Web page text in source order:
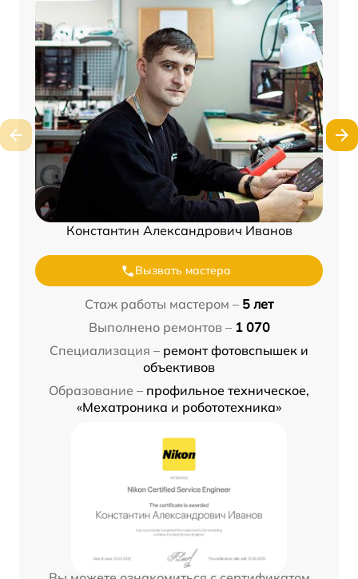
Константин Александрович Иванов
Вызвать мастера
Стаж работы мастером – 5 лет
Выполнено ремонтов – 1 070
Специализация – ремонт фотовспышек и
объективов
Образование – профильное техническое,
«Мехатроника и робототехника»